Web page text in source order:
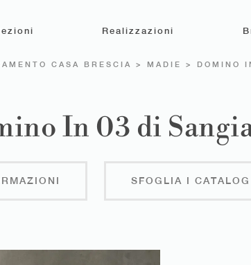
Realizzazioni
CASA BRESCIA > MADIE > DOMINO
In 03 di
SFOGLIA I